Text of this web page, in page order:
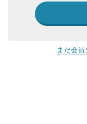
まだ会